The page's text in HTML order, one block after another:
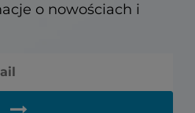
o nowościach i